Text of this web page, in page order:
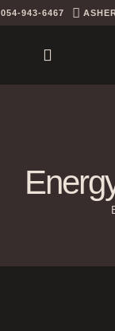
054-943-6467